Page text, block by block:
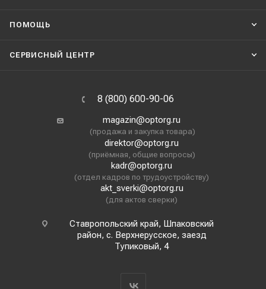
ПОМОЩЬ
СЕРВИСНЫЙ ЦЕНТР
8 (800) 600-90-06
magazin@optorg.ru
(продажа и закупка товара)
direktor@optorg.ru
(приёмная, общие вопросы)
kadr@optorg.ru
(отдел кадров по трудоустройству)
akt_sverki@optorg.ru
(для актов сверки)
Ставропольский край, Шпаковский
район, с. Верхнерусское, заезд
Тупиковый, 4